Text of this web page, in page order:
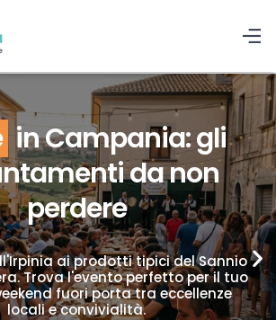
in Campania: gli
da non
perdere
ai prodotti tipici del Sannio
Trova l'evento perfetto per il tuo
fuori porta tra eccellenze
locali e convivialità.